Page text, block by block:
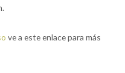
ve a este enlace para más